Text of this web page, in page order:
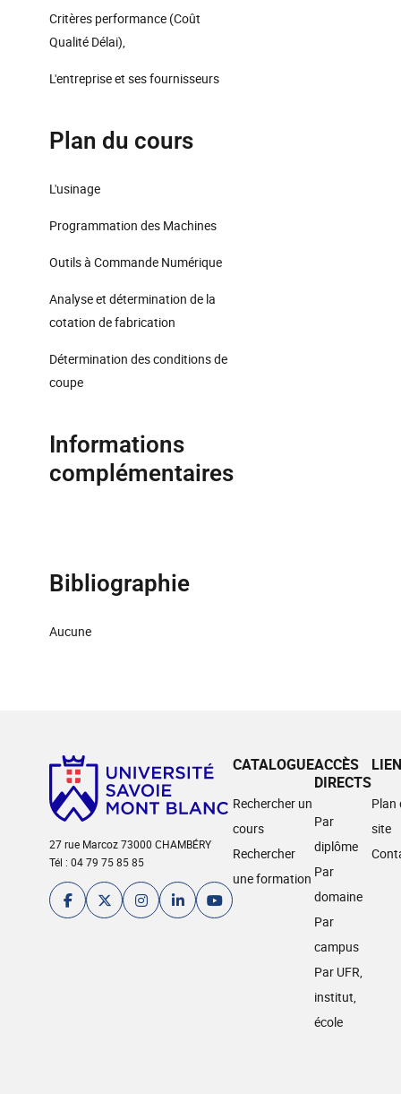
Critères performance (Coût
Qualité Délai),
L'entreprise et ses fournisseurs
Plan du cours
L'usinage
Programmation des Machines
Outils à Commande Numérique
Analyse et détermination de la
cotation de fabrication
Détermination des conditions de
coupe
Informations
complémentaires
Bibliographie
Aucune
27 rue Marcoz 73000 CHAMBÉRY
Tél : 04 79 75 85 85
CATALOGUE
Rechercher un
cours
Rechercher
une formation
ACCÈS
DIRECTS
Par
diplôme
Par
domaine
Par
campus
Par UFR,
institut,
école
Plan
site